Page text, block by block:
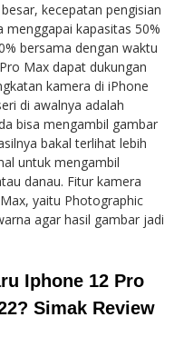
kecepatan pengisian
menggapai kapasitas 50%
bersama dengan waktu
Max dapat dukungan
kamera di iPhone
di awalnya adalah
bisa mengambil gambar
bakal terlihat lebih
untuk mengambil
danau. Fitur kamera
yaitu Photographic
agar hasil gambar jadi
Iphone 12 Pro
Simak Review